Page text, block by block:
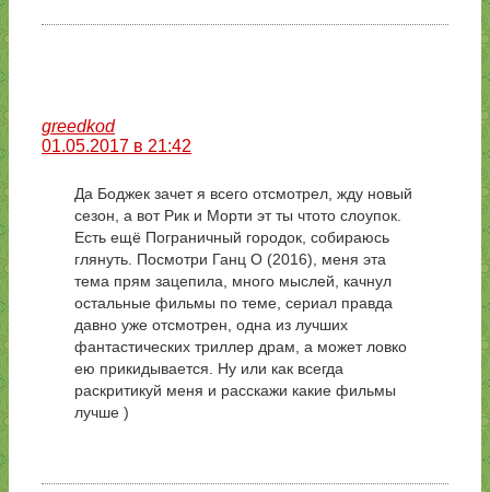
greedkod
01.05.2017 в 21:42
Да Боджек зачет я всего отсмотрел, жду новый
сезон, а вот Рик и Морти эт ты чтото слоупок.
Есть ещё Пограничный городок, собираюсь
глянуть. Посмотри Ганц О (2016), меня эта
тема прям зацепила, много мыслей, качнул
остальные фильмы по теме, сериал правда
давно уже отсмотрен, одна из лучших
фантастических триллер драм, а может ловко
ею прикидывается. Ну или как всегда
раскритикуй меня и расскажи какие фильмы
лучше )